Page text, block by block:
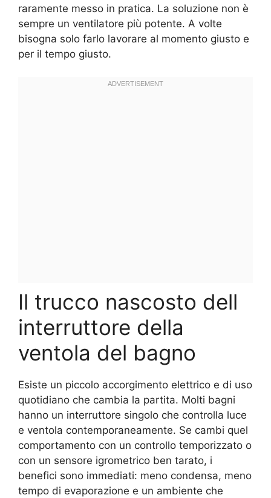
raramente messo in pratica. La soluzione non è
sempre un ventilatore più potente. A volte
bisogna solo farlo lavorare al momento giusto e
per il tempo giusto.
Il trucco nascosto dell
interruttore della
ventola del bagno
Esiste un piccolo accorgimento elettrico e di uso
quotidiano che cambia la partita. Molti bagni
hanno un interruttore singolo che controlla luce
e ventola contemporaneamente. Se cambi quel
comportamento con un controllo temporizzato o
con un sensore igrometrico ben tarato, i
benefici sono immediati: meno condensa, meno
tempo di evaporazione e un ambiente che